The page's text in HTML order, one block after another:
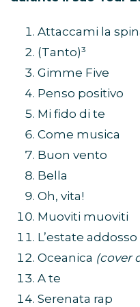
Attaccami la
(Tanto)³
Gimme Five
Penso positivo
Mi fido di te
Come musica
Buon vento
Bella
Oh, vita!
Muoviti muoviti
L’estate addosso
Oceanica (cover
A te
Serenata rap